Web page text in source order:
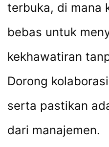
terbuka, di mana
bebas untuk
kekhawatiran
Dorong
serta pastikan
dari manajemen.